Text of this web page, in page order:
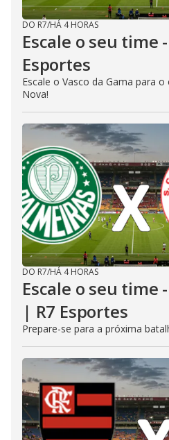
DO R7/HÁ 4 HORAS
Escale o seu time
Esportes
Escale o Vasco da Gama para
Nova!
DO R7/HÁ 4 HORAS
Escale o seu time
| R7 Esportes
Prepare-se para a próxima